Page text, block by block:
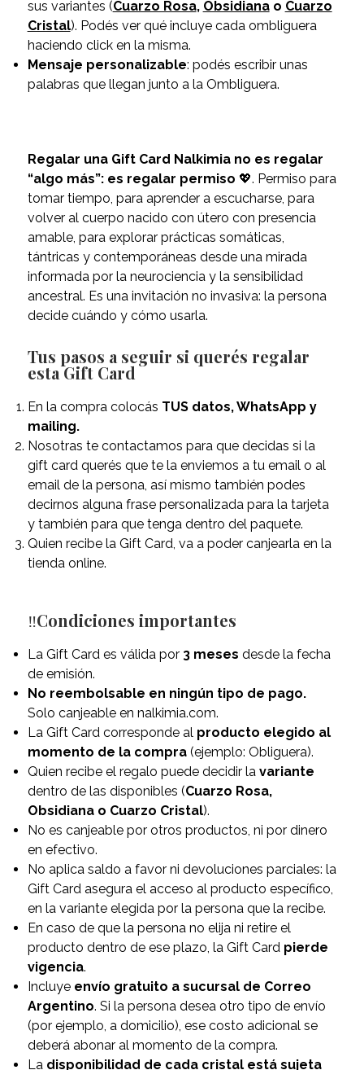
sus variantes (Cuarzo Rosa, Obsidianao Cuarzo
Cristal). Podés ver qué incluye cada ombliguera
haciendo click en la misma.
Mensaje personalizable: podés escribir unas
palabras que llegan junto a la Ombliguera.
Regalar una Gift Card Nalkimia no es regalar
“algo más”: es regalar permiso 💖. Permiso para
tomar tiempo, para aprender a escucharse, para
volver al cuerpo nacido con útero con presencia
amable, para explorar prácticas somáticas,
tántricas y contemporáneas desde una mirada
informada por la neurociencia y la sensibilidad
ancestral. Es una invitación no invasiva: la persona
decide cuándo y cómo usarla.
Tus pasos a seguir si querés regalar
esta Gift Card
En la compra colocás TUS datos, WhatsApp y
mailing.
Nosotras te contactamos para que decidas si la
gift card querés que te la enviemos a tu email o al
email de la persona, así mismo también podes
decirnos alguna frase personalizada para la tarjeta
y también para que tenga dentro del paquete.
Quien recibe la Gift Card, va a poder canjearla en la
tienda online.
‼️Condiciones importantes
La Gift Card es válida por 3 meses desde la fecha
de emisión.
No reembolsable en ningún tipo de pago.
Solo canjeable en nalkimia.com.
La Gift Card corresponde al producto elegido al
momento de la compra(ejemplo: Obliguera).
Quien recibe el regalo puede decidir la variante
dentro de las disponibles (Cuarzo Rosa,
Obsidiana o Cuarzo Cristal).
No es canjeable por otros productos, ni por dinero
en efectivo.
No aplica saldo a favor ni devoluciones parciales: la
Gift Card asegura el acceso al producto específico,
en la variante elegida por la persona que la recibe.
En caso de que la persona no elija ni retire el
producto dentro de ese plazo, la Gift Card pierde
vigencia.
Incluye envío gratuito a sucursal de Correo
Argentino. Si la persona desea otro tipo de envío
(por ejemplo, a domicilio), ese costo adicional se
deberá abonar al momento de la compra.
La disponibilidad de cada cristal está sujeta